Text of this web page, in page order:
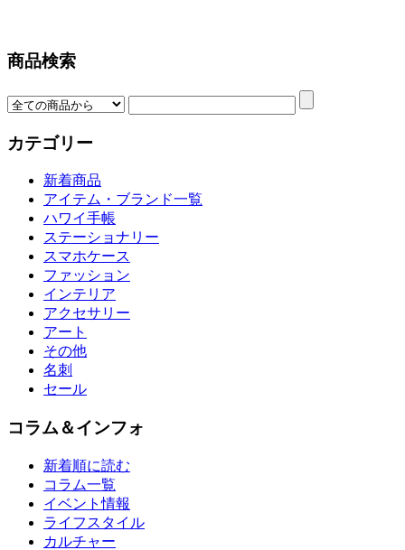
商品検索
カテゴリー
新着商品
アイテム・ブランド一覧
ハワイ手帳
ステーショナリー
スマホケース
ファッション
インテリア
アクセサリー
アート
その他
名刺
セール
コラム＆インフォ
新着順に読む
コラム一覧
イベント情報
ライフスタイル
カルチャー